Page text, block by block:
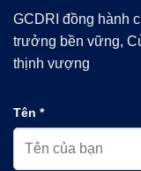
GCDRI đồng hành
trưởng bền vững,
thịnh vượng
Tên *